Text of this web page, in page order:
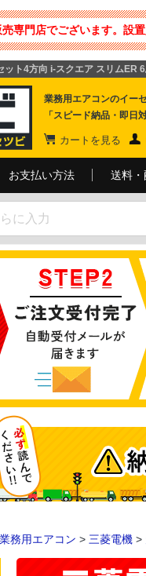
専門店でございます。設
ト4方向 i-スクエア スリムER
業務用エアコンのイー
「スピード納品・即日
カートを見る
お支払い方法 送料・
業務用エアコン > 三菱電機 >